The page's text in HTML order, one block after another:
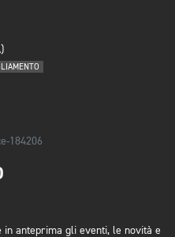
184206
anteprima gli eventi, le novità e